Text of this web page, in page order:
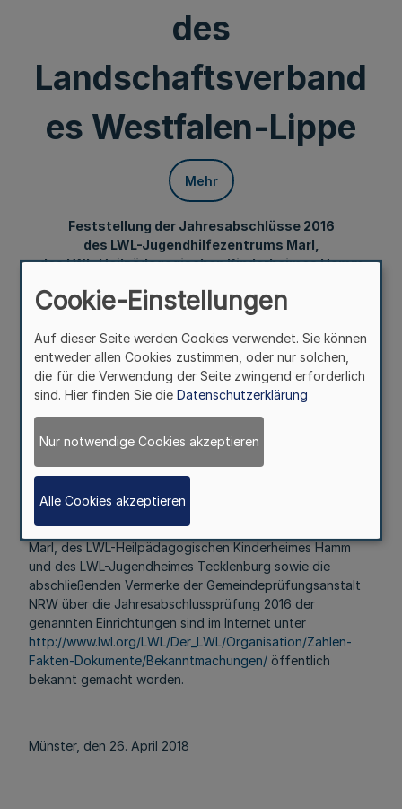
des
Landschaftsverband
es Westfalen-Lippe
Mehr
Feststellung der Jahresabschlüsse 2016
des LWL-Jugendhilfezentrums Marl,
des LWL-Heilpädagogischen Kinderheimes Hamm
des LWL-Jugendheimes Tecklenburg
Bekanntmachung des Landschaftsverbandes Westfalen-
Lippe
Lippe vom 23. November 2017 über die Feststellung der
Jahresabschlüsse 2016 des LWL-Jugendhilfezentrums
Marl, des LWL-Heilpädagogischen Kinderheimes Hamm
und des LWL-Jugendheimes Tecklenburg sowie die
abschließenden Vermerke der Gemeindeprüfungsanstalt
NRW über die Jahresabschlussprüfung 2016 der
genannten Einrichtungen sind im Internet unter
http://www.lwl.org/LWL/Der_LWL/Organisation/Zahlen-
Fakten-Dokumente/Bekanntmachungen/ öffentlich
bekannt gemacht worden.
Münster, den 26. April 2018
Cookie-Einstellungen
Auf dieser Seite werden Cookies verwendet. Sie können
entweder allen Cookies zustimmen, oder nur solchen,
die für die Verwendung der Seite zwingend erforderlich
sind. Hier finden Sie die Datenschutzerklärung
Nur notwendige Cookies akzeptieren
Alle Cookies akzeptieren